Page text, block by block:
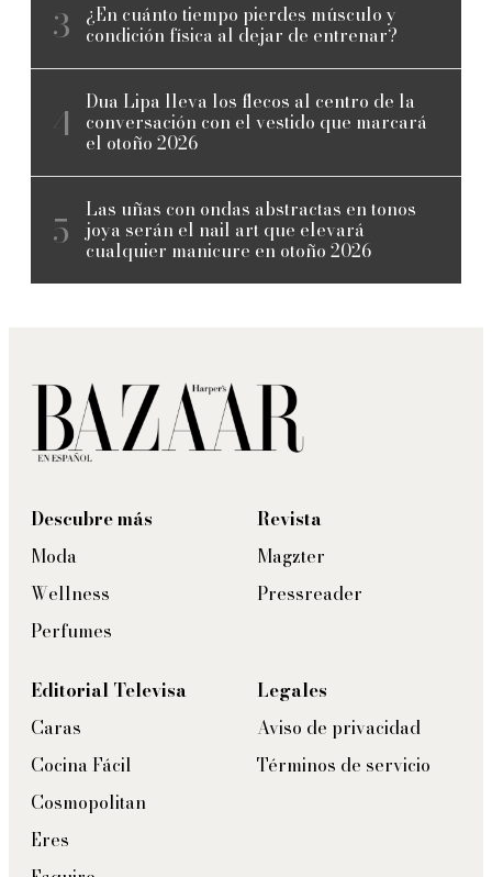
¿En cuánto tiempo pierdes músculo y
condición física al dejar de entrenar?
Dua Lipa lleva los flecos al centro de la
conversación con el vestido que marcará
el otoño 2026
Las uñas con ondas abstractas en tonos
joya serán el nail art que elevará
cualquier manicure en otoño 2026
Descubre más
Moda
Wellness
Perfumes
Revista
Magzter
Pressreader
Editorial Televisa
Caras
Cocina Fácil
Cosmopolitan
Eres
Legales
Aviso de privacidad
Términos de servicio